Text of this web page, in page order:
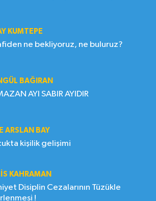
KUMTEPE
ne bekliyoruz, ne buluruz?
BAĞIRAN
AYI SABIR AYIDIR
ARSLAN BAY
kişilik gelişimi
KAHRAMAN
Disiplin Cezalarının Tüzükle
!